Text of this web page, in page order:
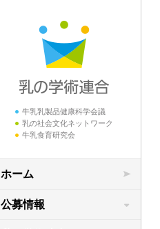
牛乳乳製品健康科学会議
乳の社会文化ネットワーク
牛乳食育研究会
ホーム
公募情報